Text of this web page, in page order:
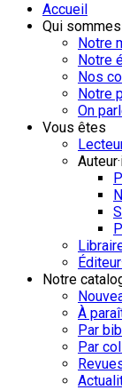
Accueil
Qui
Notre
Notre
Nos
Notre
On
Vous êtes
Notre
À
Par
Par